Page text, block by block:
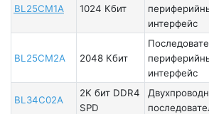
BL25CM1A 1024 Кбит
интерфейс
BL25CM2A 2048 Кбит
интерфейс
BL34C02A
2K бит DDR4
SPD